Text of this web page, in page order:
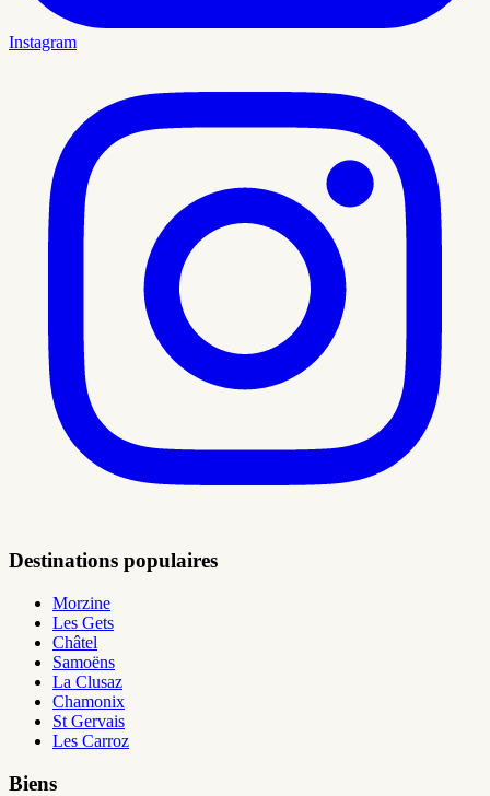
Instagram
Destinations populaires
Morzine
Les Gets
Châtel
Samoëns
La Clusaz
Chamonix
St Gervais
Les Carroz
Biens